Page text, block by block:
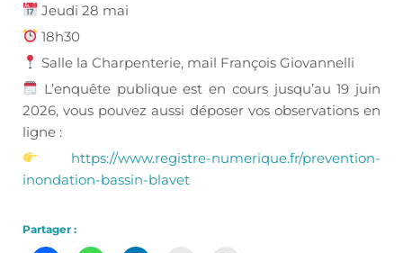
Jeudi 28 mai
18h30
Salle la Charpenterie, mail François Giovannelli
L’enquête publique est en cours jusqu’au 19 juin
2026, vous pouvez aussi déposer vos observations en
ligne :
https://www.registre-numerique.fr/prevention-
inondation-bassin-blavet
Partager :